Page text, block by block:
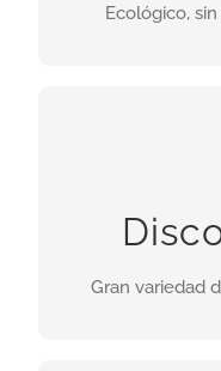
Ecológico,
Gran variedad
Nuestra gama
porcelánicos,